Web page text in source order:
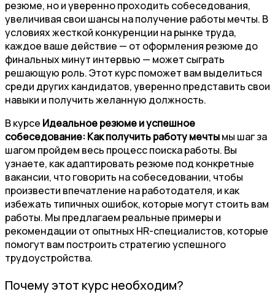
резюме, но и уверенно проходить собеседования,
увеличивая свои шансы на получение работы мечты. В
условиях жесткой конкуренции на рынке труда,
каждое ваше действие — от оформления резюме до
финальных минут интервью — может сыграть
решающую роль. Этот курс поможет вам выделиться
среди других кандидатов, уверенно представить свои
навыки и получить желанную должность.
В курсе Идеальное резюме и успешное
собеседование: Как получить работу мечтымы шаг за
шагом пройдем весь процесс поиска работы. Вы
узнаете, как адаптировать резюме под конкретные
вакансии, что говорить на собеседовании, чтобы
произвести впечатление на работодателя, и как
избежать типичных ошибок, которые могут стоить вам
работы. Мы предлагаем реальные примеры и
рекомендации от опытных HR-специалистов, которые
помогут вам построить стратегию успешного
трудоустройства.
Почему этот курс необходим?